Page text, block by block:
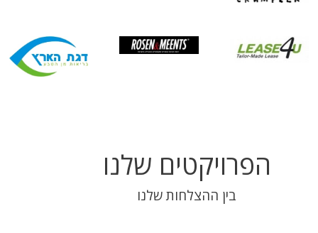
הפרויקטים שלנו
בין ההצלחות שלנו